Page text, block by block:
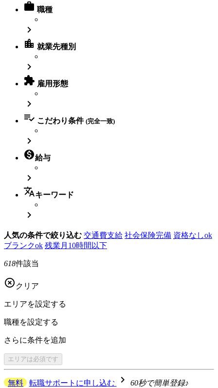
 職種

location_city 就業先種別

 雇用形態

 こだわり条件 (完全一致)

給与

translateキーワード

人気の条件で絞り込む 交通費支給 社会保険完備 資格なしok
ブランクok 残業月10時間以下
618件該当
 クリア
エリアを設定する
職種を設定する
さらに条件を追加
エリアは必須です
無料 転職サポートに申し込む navigate_next 60秒で簡単登録♪